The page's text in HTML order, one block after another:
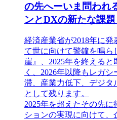
の先へーいま問われ
ンとDXの新たな課
経済産業省が2018年に
て世に向けて警鐘を鳴ら
崖』、2025年を終える
く、2026年以降もレガ
滞、産業力低下、デジタ
として残ります。
2025年を超えたその先
ションの実現に向けて、